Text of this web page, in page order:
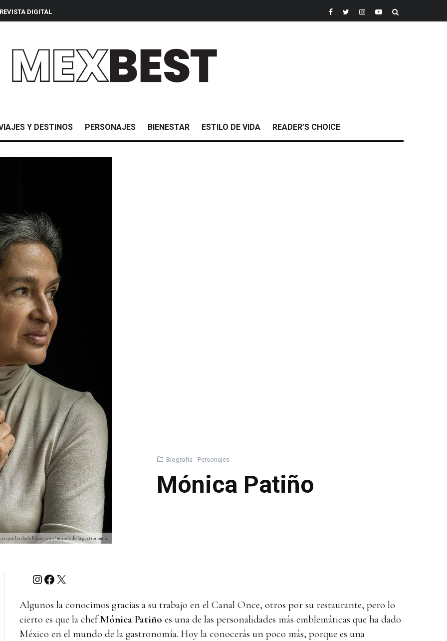
REVISTA DIGITAL
Y DESTINOS PERSONAJES BIENESTAR ESTILO DE VIDA READER’S CHOICE
que ha dado México en el mundo de la gastronomía.
Biografía Personajes
Mónica Patiño
Instagram
Facebook
X
Algunos la conocimos gracias a su trabajo en el Canal Once, otros por su restaurante, pero lo
cierto es que la chefMónica Patiño es una de las personalidades más emblemáticas que ha dado
México en el mundo de la gastronomía. Hoy la conocerás un poco más, porque es una